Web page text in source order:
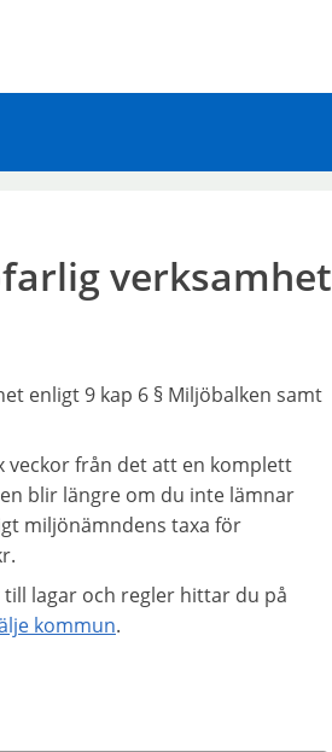
verksamhet
enligt 9 kap 6 § Miljöbalken samt
veckor från det att en komplett
blir längre om du inte lämnar
miljönämndens taxa för
lagar och regler hittar du på
kommun.